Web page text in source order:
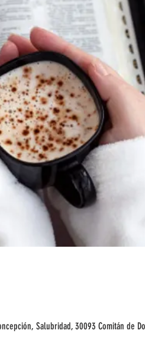
Salubridad, 30093 Comitán de